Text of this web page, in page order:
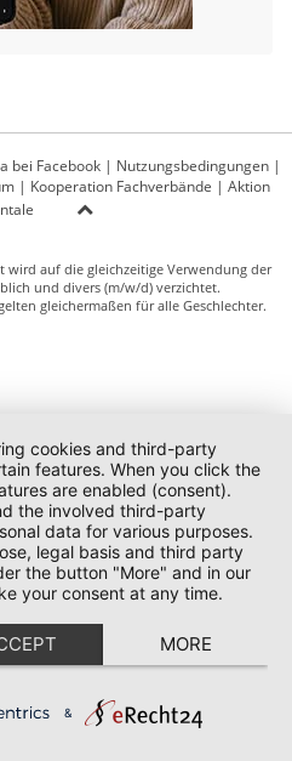
bei Facebook | Nutzungsbedingungen |
| Kooperation Fachverbände | Aktion
wird auf die gleichzeitige Verwendung der
und divers (m/w/d) verzichtet.
gleichermaßen für alle Geschlechter.
cookies and third-party
features. When you click the
are enabled (consent).
the involved third-party
data for various purposes.
legal basis and third party
the button "More" and in our
your consent at any time.
MORE
&